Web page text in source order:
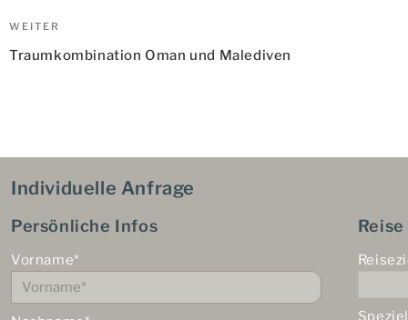
Nächster
Beitrag
WEITER
Traumkombination Oman und Malediven
Individuelle Anfrage
Persönliche Infos
Vorname*